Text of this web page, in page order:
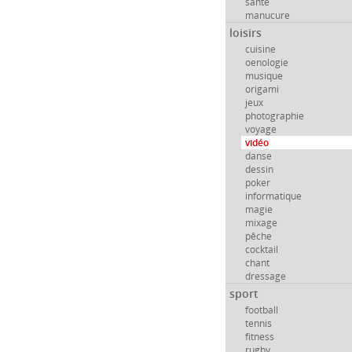
manucure
loisirs
cuisine
oenologie
musique
origami
jeux
photographie
voyage
vidéo
danse
dessin
poker
informatique
magie
mixage
pêche
cocktail
chant
dressage
sport
football
tennis
fitness